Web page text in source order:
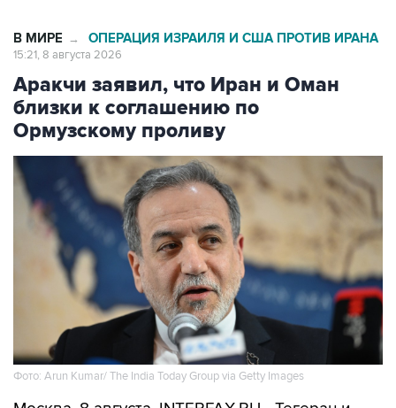
В МИРЕ → ОПЕРАЦИЯ ИЗРАИЛЯ И США ПРОТИВ ИРАНА
15:21, 8 августа 2026
Аракчи заявил, что Иран и Оман
близки к соглашению по
Ормузскому проливу
Фото: Arun Kumar/ The India Today Group via Getty Images